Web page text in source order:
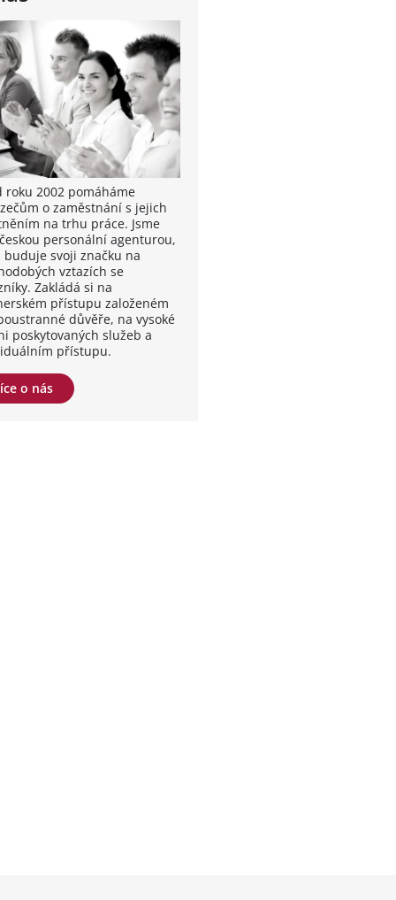
roku 2002 pomáháme
o zaměstnání s jejich
na trhu práce. Jsme
personální agenturou,
buduje svoji značku na
vztazích se
Zakládá si na
přístupu založeném
důvěře, na vysoké
poskytovaných služeb a
přístupu.
o nás